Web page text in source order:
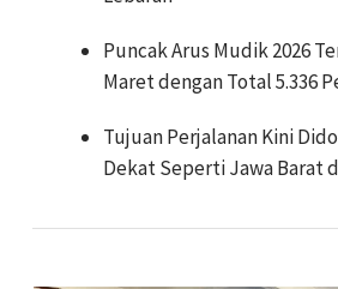
Puncak Arus Mudik 2026
Maret dengan Total 5.336
Tujuan Perjalanan Kini
Dekat Seperti Jawa Barat